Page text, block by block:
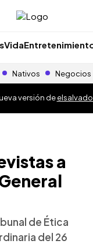
Vida
Nativos Negocios
versión de
a
de Ética
del 26